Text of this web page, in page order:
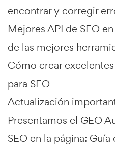
encontrar y corregir
Mejores API de SEO
de las mejores
Cómo crear
para SEO
Actualización
Presentamos el GEO
SEO en la página: